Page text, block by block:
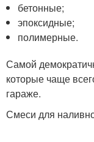
бетонные;
эпоксидные;
полимерные.
Самой
которые чаще
гараже.
Смеси для